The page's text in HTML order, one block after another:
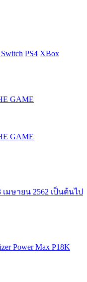
PS4 XBox
GAME
GAME
เมษายน 2562 เป็นต้นไป
Power Max P18K